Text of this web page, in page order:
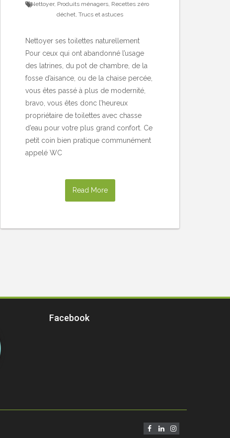
Nettoyer, Produits ménagers, Recettes zéro
déchet, Trucs et astuces
Nettoyer ses toilettes naturellement
Pour ceux qui ont abandonné l’usage
des latrines, du pot de chambre, de la
fosse d’aisance, ou de la chaise percée,
vous êtes passé à plus de modernité,
bravo, vous êtes donc l’heureux
propriétaire de toilettes avec chasse
d’eau pour votre plus grand confort. Ce
petit coin bien pratique communément
appelé WC
Read More
Facebook